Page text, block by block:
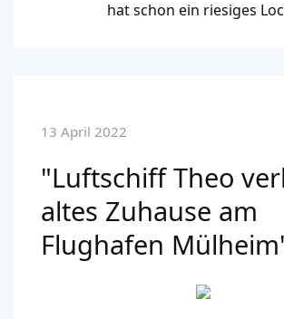
hat schon ein riesiges
13 April 2022
"Luftschiff Theo
altes Zuhause am
Flughafen